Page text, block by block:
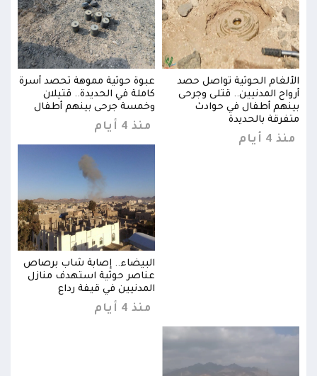
الألغام الحوثية تواصل حصد
أرواح المدنيين.. قتلى وجرحى
بينهم أطفال في حوادث
متفرقة بالحديدة
منذ 4 أيام
عبوة حوثية مموهة تحصد أسرة
كاملة في الحديدة.. قتيلان
وخمسة جرحى بينهم أطفال
منذ 4 أيام
البيضاء.. إصابة شاب برصاص
عناصر حوثية استهدف منازل
المدنيين في قيفة رداع
منذ 4 أيام